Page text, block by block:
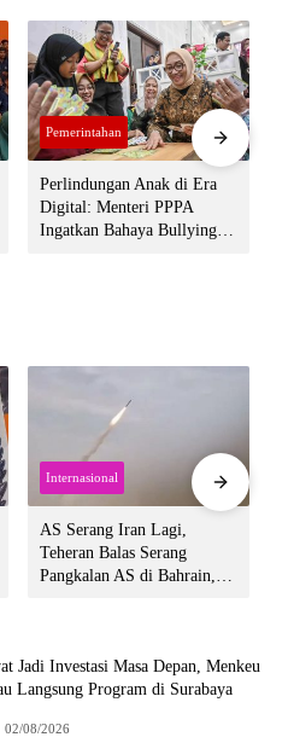
Pemerintahan
Perlindungan Anak di Era
Digital: Menteri PPPA
Ingatkan Bahaya Bullying
Internasional
AS Serang Iran Lagi,
Teheran Balas Serang
Pangkalan AS di Bahrain,
Jadi Investasi Masa Depan, Menkeu
Langsung Program di Surabaya
02/08/2026